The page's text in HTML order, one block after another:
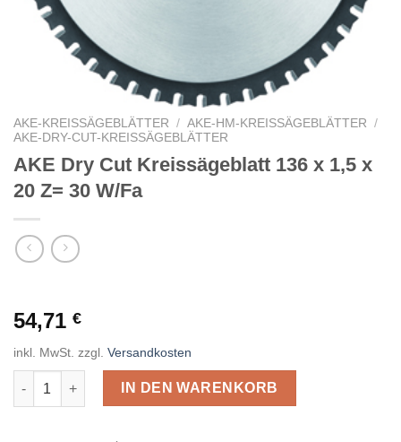
AKE-KREISSÄGEBLÄTTER / AKE-HM-KREISSÄGEBLÄTTER
/
AKE-DRY-CUT-KREISSÄGEBLÄTTER
AKE Dry Cut Kreissägeblatt 136 x 1,5 x
20 Z= 30 W/Fa
54,71 €
inkl. MwSt. zzgl. Versandkosten
AKE Dry Cut Kreissägeblatt 136 x 1,5 x 20 Z= 30 W/Fa Menge
IN DEN WARENKORB